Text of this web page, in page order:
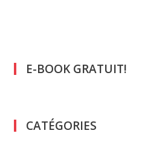
E-BOOK GRATUIT!
CATÉGORIES